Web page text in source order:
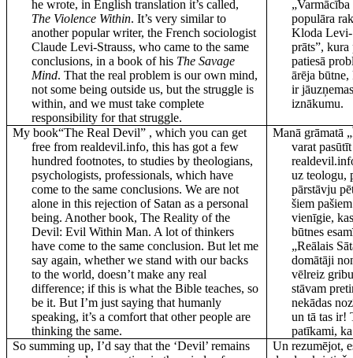
he wrote, in English translation it’s called,
The Violence Within. It’s very similar to
another popular writer, the French sociologist
Claude Levi-Strauss, who came to the same
conclusions, in a book of his The Savage
Mind. That the real problem is our own mind,
not some being outside us, but the struggle is
within, and we must take complete
responsibility for that struggle.
populāra
Kloda Levi-
prāts”, kura
patiesā
ārēja
ir
iznākumu.
My book“The Real Devil” , which you can get
free from realdevil.info, this has got a few
hundred footnotes, to studies by theologians,
psychologists, professionals, which have
come to the same conclusions. We are not
alone in this rejection of Satan as a personal
being. Another book, The Reality of the
Devil: Evil Within Man. A lot of thinkers
have come to the same conclusion. But let me
say again, whether we stand with our backs
to the world, doesn’t make any real
difference; if this is what the Bible teaches, so
be it. But I’m just saying that humanly
speaking, it’s a comfort that other people are
thinking the same.
Manā grāmatā
varat
uz teologu,
pārstāvju
šiem
vienīgie,
būtnes
„Reālais
domātāji
vēlreiz
stāvam
nekādas
un tā tas ir!
patīkami,
So summing up, I’d say that the ‘Devil’ remains
Un rezumējot,